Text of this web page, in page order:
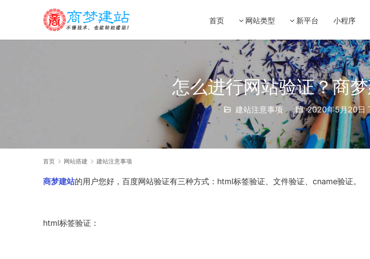
首页 网站类型 新平台 小程序
怎么进行网站验证？商
建站注意事项 2020年5月20日
首页 网站搭建 建站注意事项
商梦建站的用户您好，百度网站验证有三种方式：html标签验证、文件验证、cname验证。
html标签验证：